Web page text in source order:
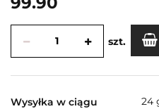
szt.
Wysyłka w ciągu 24